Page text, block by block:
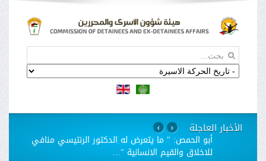
الأخبار العاجلة
استمرار مسلسل الانتهاكات بحق الاسيرات في سجن
"الدامون"
› ‹